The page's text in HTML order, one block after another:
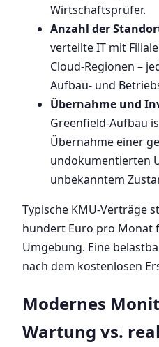
Wirtschaftsprüfer.
Anzahl der
verteilte IT mit
Cloud-Regionen –
Aufbau- und
Übernahme und
Greenfield-Aufbau
Übernahme einer
undokumentierten
unbekanntem
Typische KMU-Verträge
hundert Euro pro Monat
Umgebung. Eine
nach dem kostenlosen
Modernes
Wartung vs.